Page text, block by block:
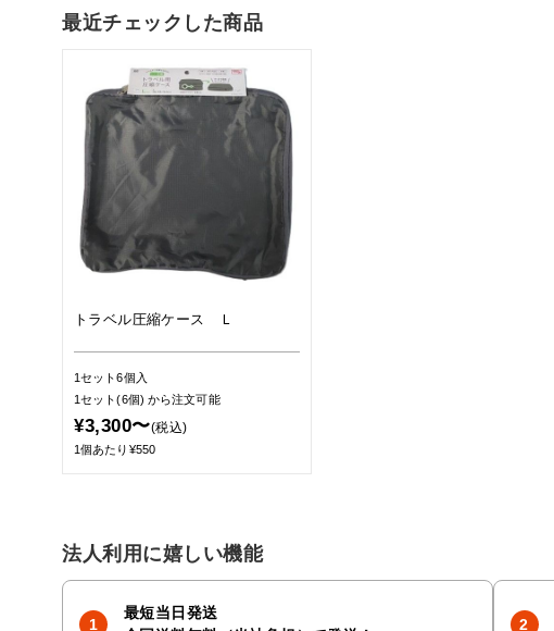
最近チェックした商品
トラベル圧縮ケース Ｌ
1セット6個入
1セット(6個) から注文可能
¥3,300〜(税込)
1個あたり¥550
法人利用に嬉しい機能
最短当日発送